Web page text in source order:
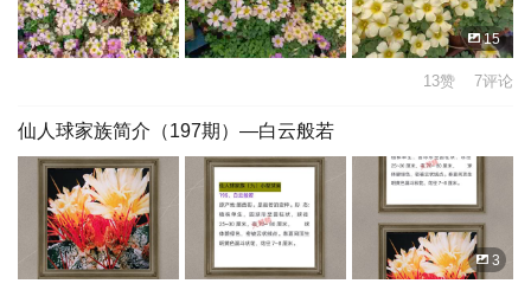
15
13赞 7评论
仙人球家族简介（197期）—白云般若
3